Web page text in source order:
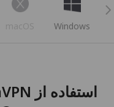
Windows
macOS